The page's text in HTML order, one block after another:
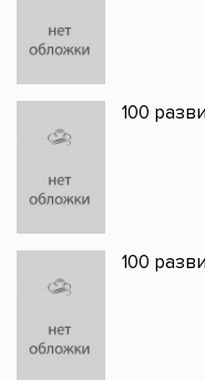
100
100